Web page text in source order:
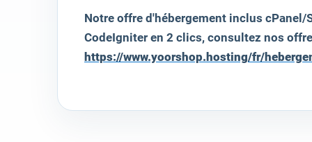
Notre offre d'hébergement inclus
CodeIgniter en 2 clics, consultez nos
https://www.yoorshop.hosting/fr/